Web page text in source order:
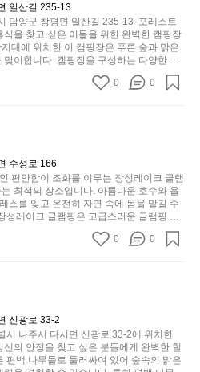
간
이
있
습
니
차
분
하
게
세
요.
늘
지
니
고
다
는
물
건
에
형
태,
부
족
하
지
않
일
상
과
아
웃
계
를
자
너
무
좋
네
솔
밭?
이
라
고
여
기
에
할 만한 장소가 됩니다. 담양의 아름다운
기며 행복한 캠핑 경험을 쌓으실 수 있습
만끽해보세요. 따뜻한 햇살과 함께하는 아
우러진 저녁, 그리고 고요한 밤하늘 아래
은 여러분의 캠핑 여행을 더욱 특별하게
일산길 235-13
담양군 창평면 일산길 235-13  포레스트
을 찾고 싶은 이들을 위한 완벽한 캠핑장
대에 위치한 이 캠핑장은 푸른 숲과 맑은
이합니다. 캠핑장을 구성하는 다양한 시
과 함께 특별한 순간을 만들어갈 수 있는
평은 주말마다 직접 재배한 신선한 농산물
. 저녁에는 별빛 아래에서 바베큐 파티를
를 이루며, 다채로운 야외 활동을 제공합
있는 놀이시설이 마련되어 있어 부모님
습니다. 주변의 다양한 관광지와 먹거리를
력 중 하나입니다.  또한, 캠핑장을 방문
많아 인기가 날로 상승하고 있습니다. 포
제공하며, 자연을 사랑하는 모든 이들에
0 0
수성로 166
편안함이 조화를 이루는 장성레이크 글램
최적의 장소입니다. 아름다운 호수와 울
스를 잊고 온전히 자연 속에 몸을 맡길 수
성레이크 글램핑은 고급스러운 글램핑 시
시 벗어나 이곳에 오면 사치스러운 휴식이
되는 특별한 불멍 공간은 소중한 사람과
이곳에서의 캠핑은 단순한 숙박이 아닌, 가
비큐 파티와 지역에서 나는 신선한 재료
을 만족시켜 줍니다.  장성레이크 글램핑
설 덕분에 최근 몇 년 사이에 특히 주목
말이면 방문객이 가득해 예약이 빠르게 차
좋습니다. 나만의 프라이빗한 공간에서
0 0
신광로 33-2
시 나주시 다시면 신광로 33-2에 위치한
의 안정을 찾고 싶은 분들에게 완벽한 힐
편백 나무들로 둘러싸여 있어 숲속의 맑은